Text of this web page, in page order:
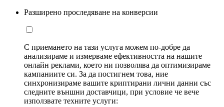
Разширено проследяване на конверсии
С приемането на тази услуга можем по-добре да
анализираме и измерваме ефективността на нашите
онлайн реклами, което ни позволява да оптимизираме
кампаниите си. За да постигнем това, ние
синхронизираме вашите криптирани лични данни със
следните външни доставчици, при условие че вече
използвате техните услуги: